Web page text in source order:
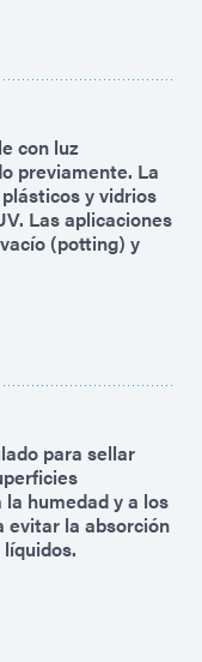
con luz
previamente. La
y vidrios
Las aplicaciones
(potting) y
para sellar
humedad y a los
evitar la absorción